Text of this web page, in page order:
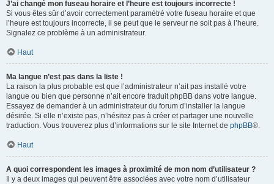
J’ai changé mon fuseau horaire et l’heure est toujours incorrecte !
Si vous êtes sûr d’avoir correctement paramétré votre fuseau horaire et que
l’heure est toujours incorrecte, il se peut que le serveur ne soit pas à l’heure.
Signalez ce problème à un administrateur.
Haut
Ma langue n’est pas dans la liste !
La raison la plus probable est que l’administrateur n’ait pas installé votre
langue ou bien que personne n’ait encore traduit phpBB dans votre langue.
Essayez de demander à un administrateur du forum d’installer la langue
désirée. Si elle n’existe pas, n’hésitez pas à créer et partager une nouvelle
traduction. Vous trouverez plus d’informations sur le site Internet de phpBB®.
Haut
A quoi correspondent les images à proximité de mon nom d’utilisateur ?
Il y a deux images qui peuvent être associées avec votre nom d’utilisateur